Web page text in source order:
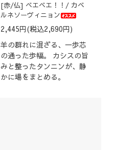
[赤/仏] ベエベエ！！/ カベ
ルネソーヴィニョン
2,445円(税込2,690円)
羊の群れに混ざる、一歩芯
の通った歩幅。 カシスの旨
みと整ったタンニンが、静
かに場をまとめる。